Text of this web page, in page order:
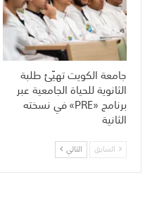
جامعة الكويت تهيّئ طلبة
الثانوية للحياة الجامعية عبر
برنامج «PRE» في نسخته
الثانية
السابق التالي